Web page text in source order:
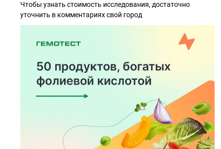
Чтобы узнать стоимость исследования, достаточно
уточнить в комментариях свой город